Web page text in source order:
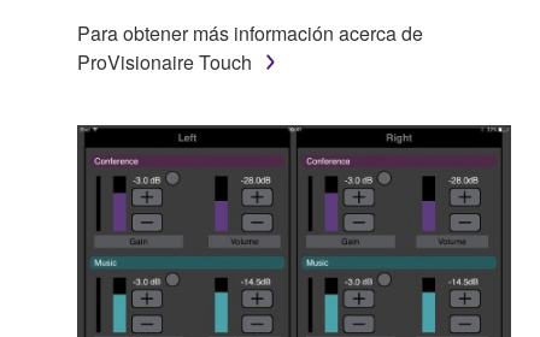
Para obtener más información acerca de
ProVisionaire Touch